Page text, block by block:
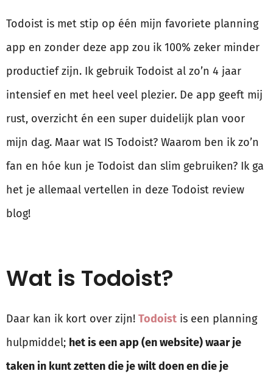
Todoist is met stip op één mijn favoriete planning
app en zonder deze app zou ik 100% zeker minder
productief zijn. Ik gebruik Todoist al zo’n 4 jaar
intensief en met heel veel plezier. De app geeft mij
rust, overzicht én een super duidelijk plan voor
mijn dag. Maar wat IS Todoist? Waarom ben ik zo’n
fan en hóe kun je Todoist dan slim gebruiken? Ik ga
het je allemaal vertellen in deze Todoist review
blog!
Wat is Todoist?
Daar kan ik kort over zijn! Todoist is een planning
hulpmiddel; het is een app (en website) waar je
taken in kunt zetten die je wilt doen en die je